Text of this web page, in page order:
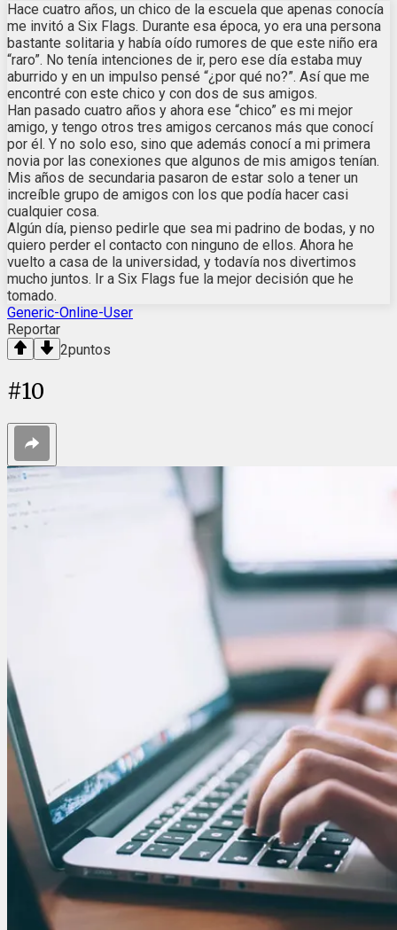
Hace cuatro años, un chico de la escuela que apenas conocía
me invitó a Six Flags. Durante esa época, yo era una persona
bastante solitaria y había oído rumores de que este niño era
“raro”. No tenía intenciones de ir, pero ese día estaba muy
aburrido y en un impulso pensé “¿por qué no?”. Así que me
encontré con este chico y con dos de sus amigos.
Han pasado cuatro años y ahora ese “chico” es mi mejor
amigo, y tengo otros tres amigos cercanos más que conocí
por él. Y no solo eso, sino que además conocí a mi primera
novia por las conexiones que algunos de mis amigos tenían.
Mis años de secundaria pasaron de estar solo a tener un
increíble grupo de amigos con los que podía hacer casi
cualquier cosa.
Algún día, pienso pedirle que sea mi padrino de bodas, y no
quiero perder el contacto con ninguno de ellos. Ahora he
vuelto a casa de la universidad, y todavía nos divertimos
mucho juntos. Ir a Six Flags fue la mejor decisión que he
tomado.
Generic-Online-User
Reportar
2puntos
#10